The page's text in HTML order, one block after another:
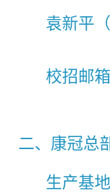
袁新平
校招邮
二、康冠总
生产基